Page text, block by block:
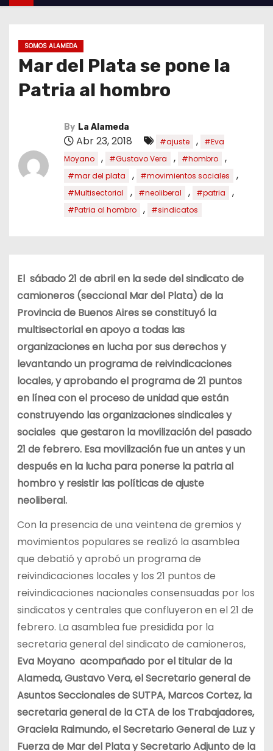
SOMOS ALAMEDA
Mar del Plata se pone la
Patria al hombro
By La Alameda
Abr 23, 2018 #ajuste ,
#Eva
Moyano
, #Gustavo Vera , #hombro ,
#mar del plata , #movimientos sociales ,
#Multisectorial , #neoliberal , #patria ,
#Patria al hombro , #sindicatos
El sábado 21 de abril en la sede del sindicato de
camioneros (seccional Mar del Plata) de la
Provincia de Buenos Aires se constituyó la
multisectorial en apoyo a todas las
organizaciones en lucha por sus derechos y
levantando un programa de reivindicaciones
locales, y aprobando el programa de 21 puntos
en línea con el proceso de unidad que están
construyendo las organizaciones sindicales y
sociales que gestaron la movilización del pasado
21 de febrero. Esa movilización fue un antes y un
después en la lucha para ponerse la patria al
hombro y resistir las políticas de ajuste
neoliberal.
Con la presencia de una veintena de gremios y
movimientos populares se realizó la asamblea
que debatió y aprobó un programa de
reivindicaciones locales y los 21 puntos de
reivindicaciones nacionales consensuadas por los
sindicatos y centrales que confluyeron en el 21 de
febrero. La asamblea fue presidida por la
secretaria general del sindicato de camioneros,
Eva Moyano acompañado por el titular de la
Alameda, Gustavo Vera, el Secretario general de
Asuntos Seccionales de SUTPA, Marcos Cortez, la
secretaria general de la CTA de los Trabajadores,
Graciela Raimundo, el Secretario General de Luz y
Fuerza de Mar del Plata y Secretario Adjunto de la